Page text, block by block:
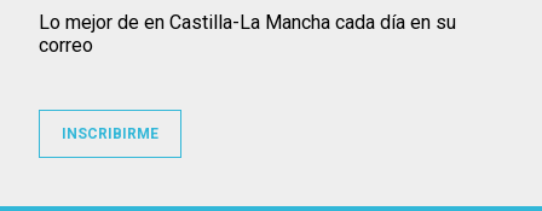
Lo mejor de en Castilla-La Mancha cada día en su
correo
INSCRIBIRME